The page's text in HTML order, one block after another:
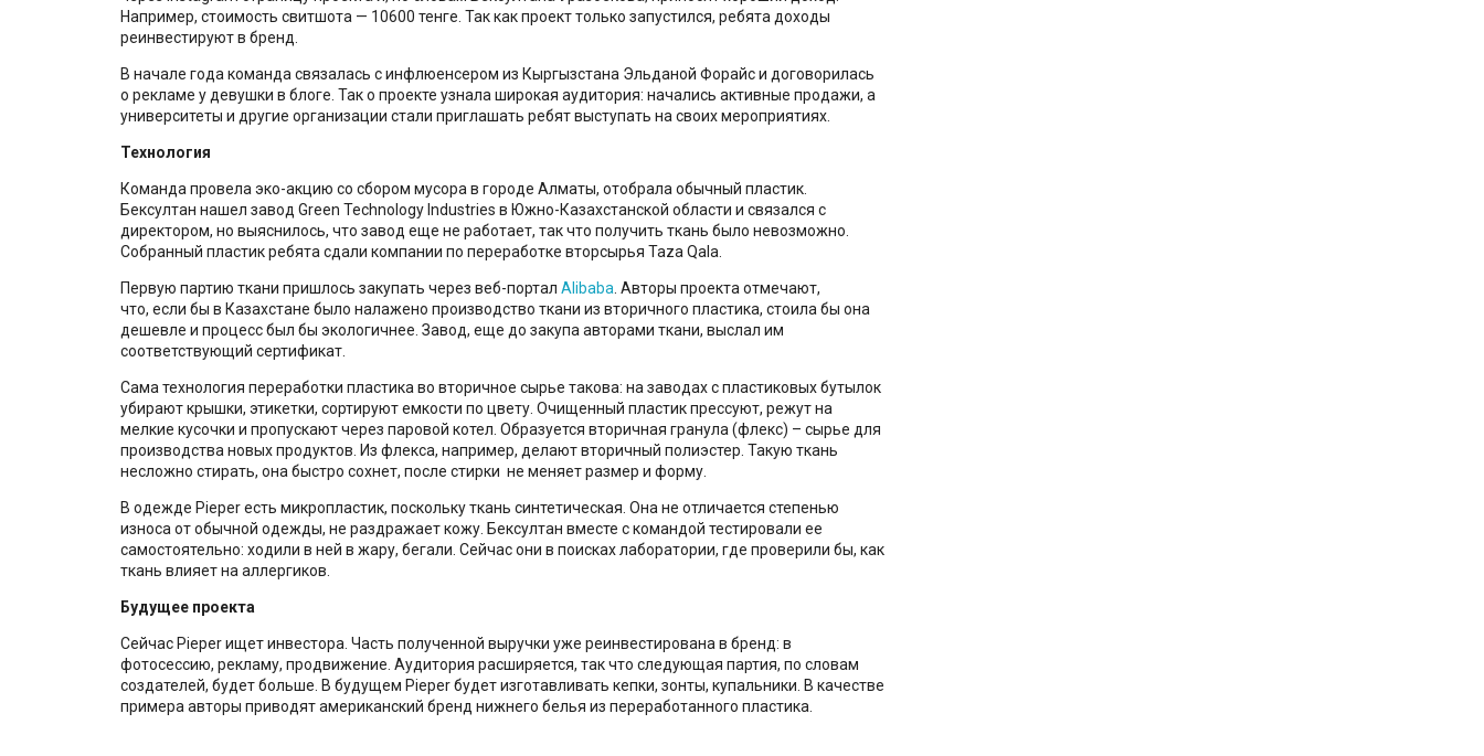
Например, стоимость свитшота — 10600 тенге. Так как проект только запустился, ребята доходы
реинвестируют в бренд.
В начале года команда связалась с инфлюенсером из Кыргызстана Эльданой Форайс и договорилась
о рекламе у девушки в блоге. Так о проекте узнала широкая аудитория: начались активные продажи, а
университеты и другие организации стали приглашать ребят выступать на своих мероприятиях.
Технология
Команда провела эко-акцию со сбором мусора в городе Алматы, отобрала обычный пластик.
Бексултан нашел завод Green Technology Industries в Южно-Казахстанской области и связался с
директором, но выяснилось, что завод еще не работает, так что получить ткань было невозможно.
Собранный пластик ребята сдали компании по переработке вторсырья Taza Qala.
Первую партию ткани пришлось закупать через веб-портал Alibaba . Авторы проекта отмечают,
что, если бы в Казахстане было налажено производство ткани из вторичного пластика, стоила бы она
дешевле и процесс был бы экологичнее. Завод, еще до закупа авторами ткани, выслал им
соответствующий сертификат.
Сама технология переработки пластика во вторичное сырье такова: на заводах с пластиковых бутылок
убирают крышки, этикетки, сортируют емкости по цвету. Очищенный пластик прессуют, режут на
мелкие кусочки и пропускают через паровой котел. Образуется вторичная гранула (флекс) – сырье для
производства новых продуктов. Из флекса, например, делают вторичный полиэстер. Такую ткань
несложно стирать, она быстро сохнет, после стирки не меняет размер и форму.
В одежде Pieper есть микропластик, поскольку ткань синтетическая. Она не отличается степенью
износа от обычной одежды, не раздражает кожу. Бексултан вместе с командой тестировали ее
самостоятельно: ходили в ней в жару, бегали. Сейчас они в поисках лаборатории, где проверили бы, как
ткань влияет на аллергиков.
Будущее проекта
Сейчас Pieper ищет инвестора. Часть полученной выручки уже реинвестирована в бренд: в
фотосессию, рекламу, продвижение. Аудитория расширяется, так что следующая партия, по словам
создателей, будет больше. В будущем Pieper будет изготавливать кепки, зонты, купальники. В качестве
примера авторы приводят американский бренд нижнего белья из переработанного пластика.